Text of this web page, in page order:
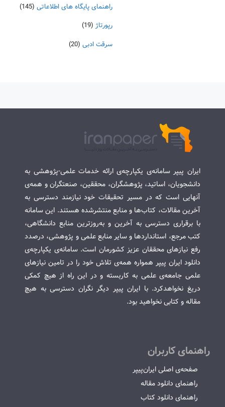
راهنمای پایگاه های اطلاعاتی (145)
رپورتاژ (19)
سرقت ادبی (20)
ایران پیپر سامانه‌ی یکپارچه‌ی ارائه خدمات علمی-پژوهشی به
دانشجویان، اساتید، پژوهشگران، محققین، صنعتگران و همه‌ی
آنهایی است که در مسیر تحقیقات خود نیازمند دسترسی به
آخرین مقالات، کتاب‌ها و منابع منتشرشده هستند. این سامانه
با برقراری دسترسی به آخرین و به‌روزترین منابع دانشگاهی،
کتب مرجع، استانداردها و سایر منابع علمی و پژوهشی، درصدد
رفع نیازهای محققان عزیز کشورمان است. سامانه‌ی یکپارچه‌ی
دانلود ایران پیپر همواره همه‌ی تلاش خود را در تامین نیازهای
علمی جامعه‌ی علمی به کاربسته و در این راه از هیچ کمکی
دریغ نخواهدکرد. با ایران پیپر دیگر نگران دسترسی به هیچ
مقاله و کتابی نخواهید بود.
راهنمای کاربران
صفحه‌ی اصلی ایران‌پیپر
راهنمای دانلود مقاله
راهنمای دانلود کتاب